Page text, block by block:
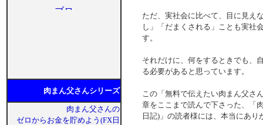
肉まん父さんシリーズ
肉まん父さんの
ゼロからお金を貯めよう(FX日
ただ、実社会に比べて、目に見え
し」「だまくされる」ことも実社
す。
それだけに、何をするときでも、
る必要があると思っています。
この「無料で伝えたい肉まん父さ
章をここまで読んで下さった、「
日記)」の読者様には、本当にあ